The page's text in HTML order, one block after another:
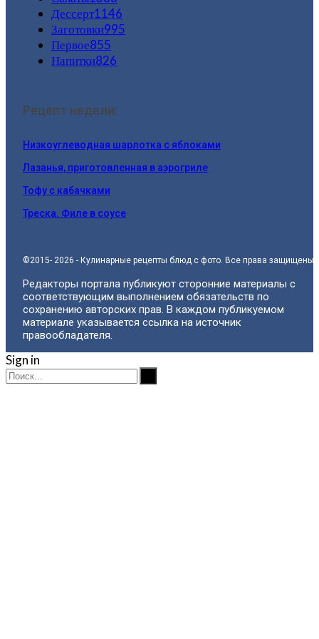
Дессерт1146
Заготовки995
Первое855
Напитки826
Рецепт недели:
Низкоуглеводная шарлотка с яблоками
Лазанья, приготовленная в аэрогриле
Тофу с кабачками
Треска. Филе в соусе
©2015- 2026 - Кулинарные рецепты блюд с фото. Все права защищены.
Редакторы портала публикуют сторонние материалы с
соответствующим выполнением обязательств по
сохранению авторских прав. В каждом публикуемом
материале указывается ссылка на источник
правообладателя.
Sign in